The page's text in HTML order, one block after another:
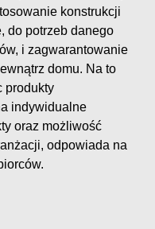
konstrukcji
do potrzeb danego
i zagwarantowanie
domu. Na to
produkty
indywidualne
oraz możliwość
odpowiada na